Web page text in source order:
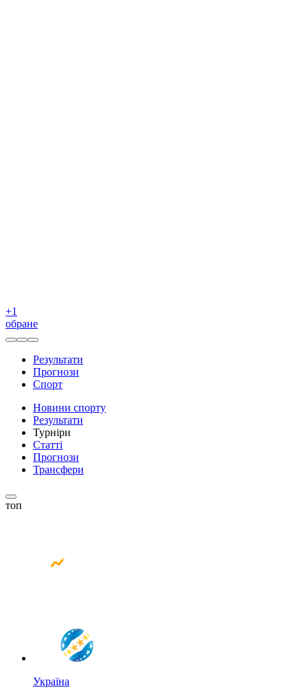
+1
обране
Результати
Прогнози
Спорт
Новини спорту
Результати
Турніри
Статті
Прогнози
Трансфери
топ
Україна